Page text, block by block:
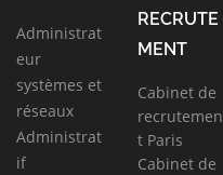
Administrat
eur
systèmes et
réseaux
Administrat
if
RECRUTE
MENT
Cabinet de
recrutemen
t Paris
Cabinet de